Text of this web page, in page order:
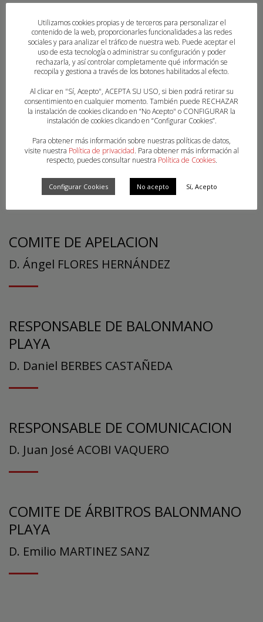
DIRECTOR TECNICO
D. Luis Miguel ASCORBE MARIN
PRESIDENTE COMITE COMPETICION
D. Francisco DE PEDRO ALONSO
COMITE DE APELACION
D. Ángel FLORES HERNÁNDEZ
RESPONSABLE DE BALONMANO
PLAYA
D. Daniel BERBES CASTAÑEDA
RESPONSABLE DE COMUNICACION
D. Juan José ACOBI VAQUERO
COMITE DE ÁRBITROS BALONMANO
PLAYA
D. Emilio MARTINEZ SANZ
Utilizamos cookies propias y de terceros para personalizar el
contenido de la web, proporcionarles funcionalidades a las redes
sociales y para analizar el tráfico de nuestra web. Puede aceptar el
uso de esta tecnología o administrar su configuración y poder
rechazarla, y así controlar completamente qué información se
recopila y gestiona a través de los botones habilitados al efecto.
Al clicar en "Sí, Acepto", ACEPTA SU USO, si bien podrá retirar su
consentimiento en cualquier momento. También puede RECHAZAR
la instalación de cookies clicando en “No Acepto" o CONFIGURAR la
instalación de cookies clicando en “Configurar Cookies”.
Para obtener más información sobre nuestras políticas de datos,
visite nuestra Política de privacidad. Para obtener más información al
respecto, puedes consultar nuestra Política de Cookies.
Configurar Cookies No acepto Sí, Acepto